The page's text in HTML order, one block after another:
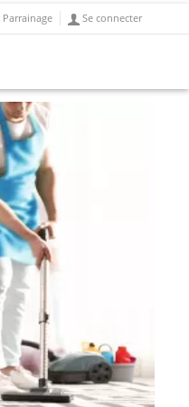
Parrainage Se connecter